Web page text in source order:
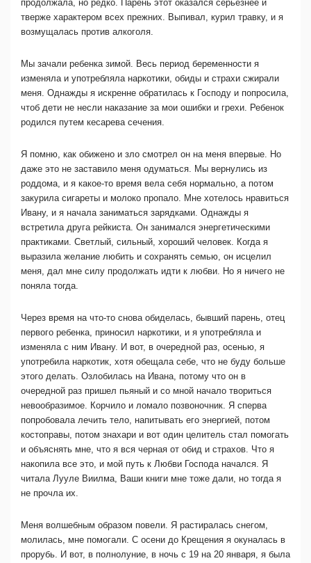
продолжала, но редко. Парень этот оказался серьезнее и
тверже характером всех прежних. Выпивал, курил травку, и я
возмущалась против алкоголя.
Мы зачали ребенка зимой. Весь период беременности я
изменяла и употребляла наркотики, обиды и страхи сжирали
меня. Однажды я искренне обратилась к Господу и попросила,
чтоб дети не несли наказание за мои ошибки и грехи. Ребенок
родился путем кесарева сечения.
Я помню, как обижено и зло смотрел он на меня впервые. Но
даже это не заставило меня одуматься. Мы вернулись из
роддома, и я какое-то время вела себя нормально, а потом
закурила сигареты и молоко пропало. Мне хотелось нравиться
Ивану, и я начала заниматься зарядками. Однажды я
встретила друга рейкиста. Он занимался энергетическими
практиками. Светлый, сильный, хороший человек. Когда я
выразила желание любить и сохранять семью, он исцелил
меня, дал мне силу продолжать идти к любви. Но я ничего не
поняла тогда.
Через время на что-то снова обиделась, бывший парень, отец
первого ребенка, приносил наркотики, и я употребляла и
изменяла с ним Ивану. И вот, в очередной раз, осенью, я
употребила наркотик, хотя обещала себе, что не буду больше
этого делать. Озлобилась на Ивана, потому что он в
очередной раз пришел пьяный и со мной начало твориться
невообразимое. Корчило и ломало позвоночник. Я сперва
попробовала лечить тело, напитывать его энергией, потом
костоправы, потом знахари и вот один целитель стал помогать
и объяснять мне, что я вся черная от обид и страхов. Что я
накопила все это, и мой путь к Любви Господа начался. Я
читала Лууле Виилма, Ваши книги мне тоже дали, но тогда я
не прочла их.
Меня волшебным образом повели. Я растиралась снегом,
молилась, мне помогали. С осени до Крещения я окуналась в
прорубь. И вот, в полнолуние, в ночь с 19 на 20 января, я была